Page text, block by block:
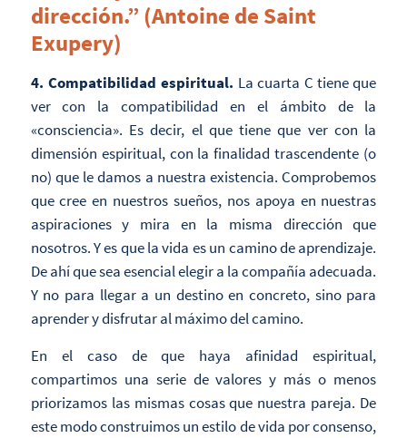
dirección.” (Antoine de Saint
Exupery)
4. Compatibilidad espiritual. La cuarta C tiene que
ver con la compatibilidad en el ámbito de la
«consciencia». Es decir, el que tiene que ver con la
dimensión espiritual, con la finalidad trascendente (o
no) que le damos a nuestra existencia. Comprobemos
que cree en nuestros sueños, nos apoya en nuestras
aspiraciones y mira en la misma dirección que
nosotros. Y es que la vida es un camino de aprendizaje.
De ahí que sea esencial elegir a la compañía adecuada.
Y no para llegar a un destino en concreto, sino para
aprender y disfrutar al máximo del camino.
En el caso de que haya afinidad espiritual,
compartimos una serie de valores y más o menos
priorizamos las mismas cosas que nuestra pareja. De
este modo construimos un estilo de vida por consenso,